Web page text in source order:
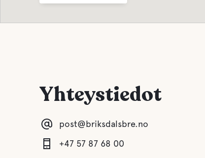
Yhteystiedot
post@briksdalsbre.no
+47 57 87 68 00